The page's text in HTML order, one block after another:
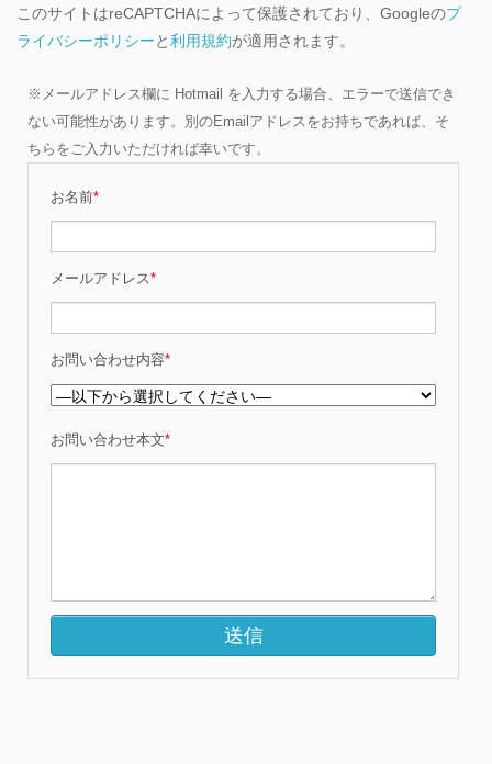
このサイトはreCAPTCHAによって保護されており、Googleのプ
ライバシーポリシーと利用規約が適用されます。
※メールアドレス欄に Hotmail を入力する場合、エラーで送信でき
ない可能性があります。別のEmailアドレスをお持ちであれば、そ
ちらをご入力いただければ幸いです。
お名前*
メールアドレス*
お問い合わせ内容*
お問い合わせ本文*